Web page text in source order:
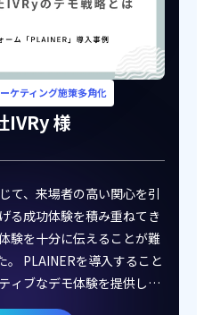
ケティング施策多角化
IVRy様
て、来場者の高い関心を引
る成功体験を積み重ねてき
験を十分に伝えることが難
。 PLAINERを導入すること
ィブなデモ体験を提供し、
ことに成功。ABテスト検証